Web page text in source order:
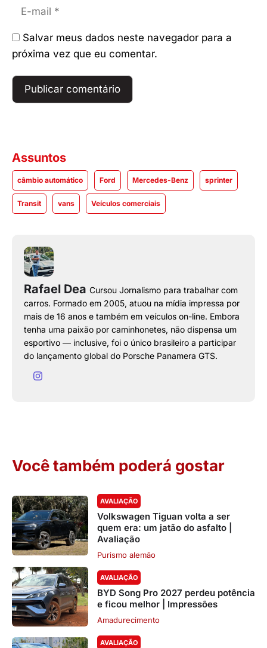
mail
Salvar meus dados neste navegador para a
próxima vez que eu comentar.
Assuntos
câmbio automático Ford Mercedes-Benz sprinter
Transit vans Veículos comerciais
Rafael Dea Cursou Jornalismo para trabalhar com
carros. Formado em 2005, atuou na mídia impressa por
mais de 16 anos e também em veículos on-line. Embora
tenha uma paixão por caminhonetes, não dispensa um
esportivo — inclusive, foi o único brasileiro a participar
do lançamento global do Porsche Panamera GTS.
Você também poderá gostar
AVALIAÇÃO
Volkswagen Tiguan volta a ser
quem era: um jatão do asfalto |
Avaliação
Purismo alemão
AVALIAÇÃO
BYD Song Pro 2027 perdeu potência
e ficou melhor | Impressões
Amadurecimento
AVALIAÇÃO